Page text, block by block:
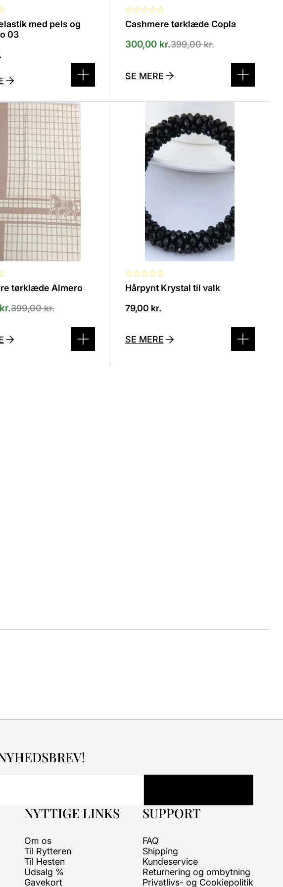
med pels og
03
☆☆☆☆☆
Cashmere tørklæde Copla
399,00kr.
300,00 kr.
SE MERE
tørklæde Almero
399,00kr.
kr.
☆☆☆☆☆
Hårpynt Krystal til valk
79,00 kr.
varianter.
Mulighederne
vælges
varesiden
SE MERE
NYTTIGE LINKS
Om os
Til Rytteren
Til Hesten
Udsalg %
Gavekort
SUPPORT
FAQ
Shipping
Kundeservice
Returnering og ombytning
Privatlivs- og Cookiepolitik